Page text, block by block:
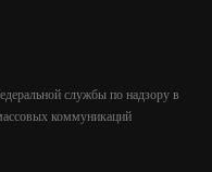
службы по надзору в
коммуникаций